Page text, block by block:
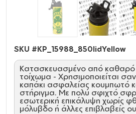
SKU #KP_15988_850lidYellow
Κατασκευασμένο από καθαρό
τοίχωμα - Χρησιμοποιείται
καπάκι ασφαλείας κουμπωτό
στήριγμα. Με πολύ σφιχτό
εσωτερική επικάλυψη χωρίς
μόλυβδο ή άλλες επιβλαβείς